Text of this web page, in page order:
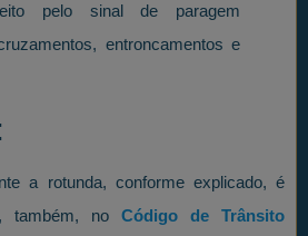
pelo sinal de paragem
entroncamentos e
a rotunda, conforme explicado, é
também, no Código de Trânsito